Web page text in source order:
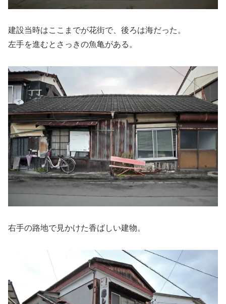
建設当時はここまでが花街で、後ろは海だった。
左手を進むとさっきの魚亀がある。
右手の路地で見かけた香ばしい建物。